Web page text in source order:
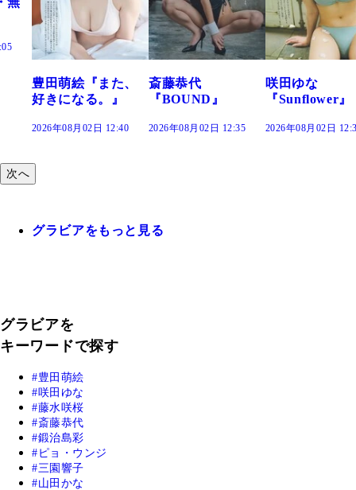
た、
斎藤恭代
『BOUND』
2026年08月02日 12:35
咲田ゆな
『Sunflower』
2026年08月02日 12:30
藤水咲桜『
だまり』
2026年08月02日
次へ
グラビアをもっと見る
グラビアを
キーワードで探す
豊田萌絵
咲田ゆな
藤水咲桜
斎藤恭代
鍛治島彩
ピョ・ウンジ
三園響子
山田かな